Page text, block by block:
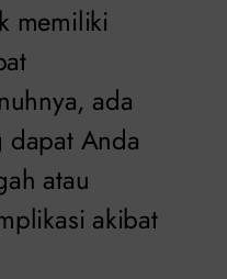
memiliki
ada
dapat Anda
atau
akibat